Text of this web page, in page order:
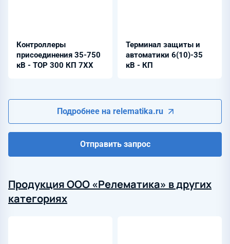
Контроллеры
присоединения 35-750
кВ - ТОР 300 КП 7ХХ
Терминал защиты и
автоматики 6(10)-35
кВ - КП
Подробнее на relematika.ru
Отправить запрос
Продукция ООО «Релематика» в других
категориях